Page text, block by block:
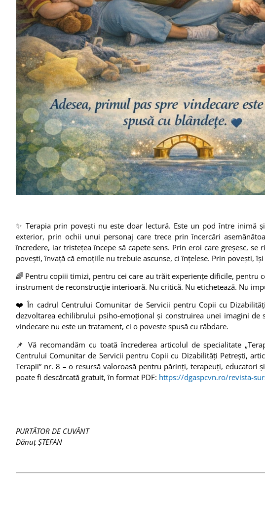
✨ Terapia prin povești nu este doar lectură. Este un pod între
exterior, prin ochii unui personaj care trece prin încercări
încredere, iar tristețea începe să capete sens. Prin eroi care greșesc,
povești, învață că emoțiile nu trebuie ascunse, ci înțelese. Prin povești, își
🌈 Pentru copiii timizi, pentru cei care au trăit experiențe dificile, pentru
instrument de reconstrucție interioară. Nu critică. Nu etichetează. Nu
❤️ În cadrul Centrului Comunitar de Servicii pentru Copii cu
dezvoltarea echilibrului psiho-emoțional și construirea unei imagini
vindecare nu este un tratament, ci o poveste spusă cu răbdare.
📌 Vă recomandăm cu toată încrederea articolul de specialitate
Centrului Comunitar de Servicii pentru Copii cu Dizabilități Petrești,
Terapii” nr. 8 – o resursă valoroasă pentru părinți, terapeuți, educatori
poate fi descărcată gratuit, în format PDF: https://dgaspcvn.ro/revista-
PURTĂTOR DE CUVÂNT
Dănuț ȘTEFAN